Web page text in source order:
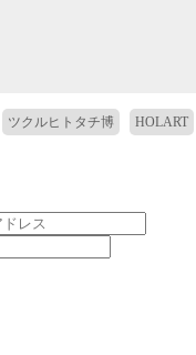
ツクルヒトタチ博 HOLART